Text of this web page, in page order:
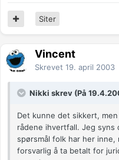
Siter
Vincent
Skrevet 19. april 2003
Nikki skrev (På
Det kunne det sikkert,
rådene ihvertfall. Jeg
spørsmål folk har her
forsvarlig å ta betalt for